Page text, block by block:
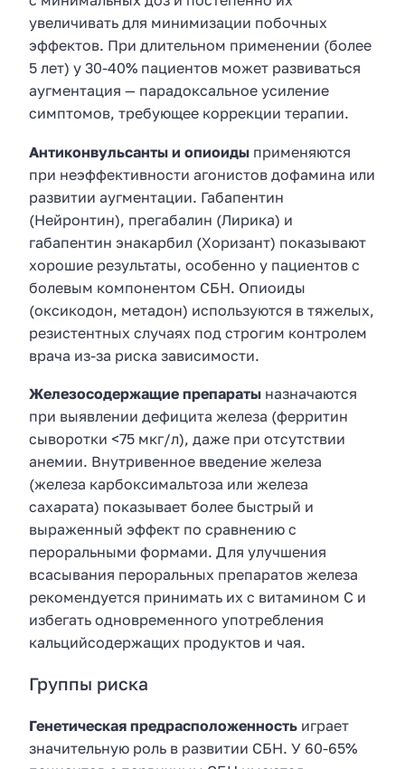
увеличивать для минимизации побочных
эффектов. При длительном применении (более
5 лет) у 30-40% пациентов может развиваться
аугментация — парадоксальное усиление
симптомов, требующее коррекции терапии.
Антиконвульсанты и опиоиды применяются
при неэффективности агонистов дофамина или
развитии аугментации. Габапентин
(Нейронтин), прегабалин (Лирика) и
габапентин энакарбил (Хоризант) показывают
хорошие результаты, особенно у пациентов с
болевым компонентом СБН. Опиоиды
(оксикодон, метадон) используются в тяжелых,
резистентных случаях под строгим контролем
врача из-за риска зависимости.
Железосодержащие препараты назначаются
при выявлении дефицита железа (ферритин
сыворотки <75 мкг/л), даже при отсутствии
анемии. Внутривенное введение железа
(железа карбоксимальтоза или железа
сахарата) показывает более быстрый и
выраженный эффект по сравнению с
пероральными формами. Для улучшения
всасывания пероральных препаратов железа
рекомендуется принимать их с витамином С и
избегать одновременного употребления
кальцийсодержащих продуктов и чая.
Группы риска
Генетическая предрасположенность играет
значительную роль в развитии СБН. У 60-65%